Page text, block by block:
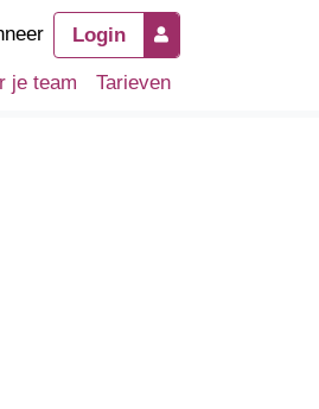
Login
je team Tarieven